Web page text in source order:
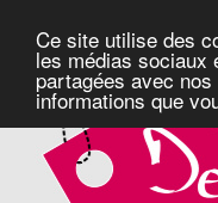
Ce site utilise des
les médias sociaux
partagées avec
informations que